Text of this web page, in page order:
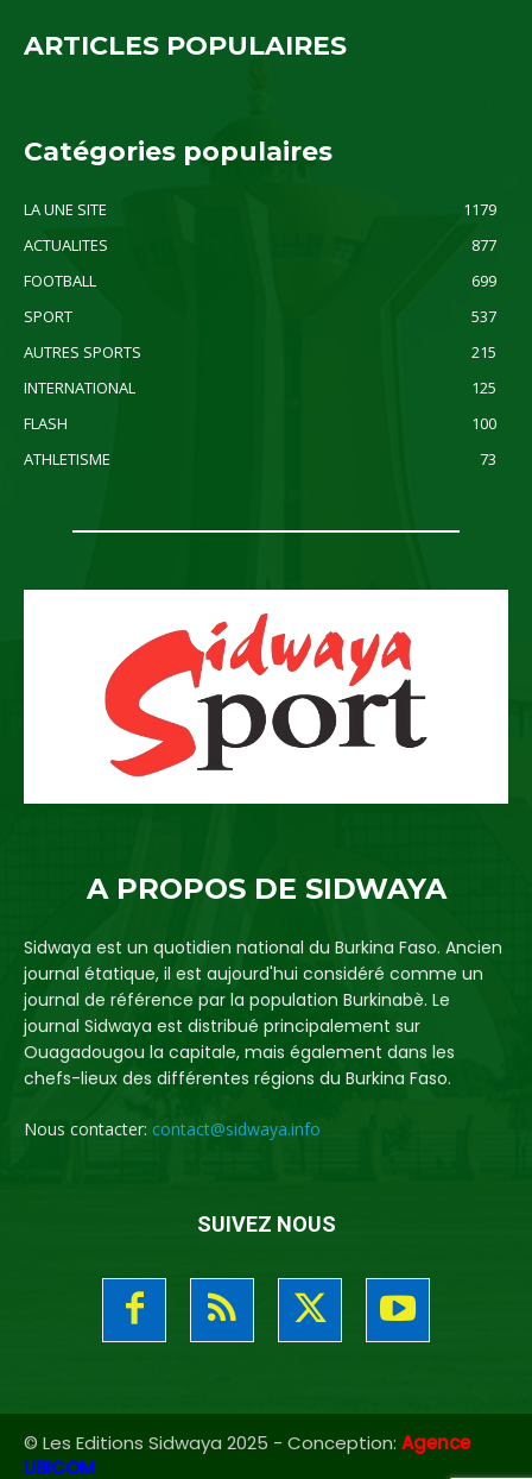
ARTICLES POPULAIRES
Catégories populaires
LA UNE SITE
1179
ACTUALITES
877
FOOTBALL
699
SPORT
537
AUTRES SPORTS
215
INTERNATIONAL
125
FLASH
100
ATHLETISME
73
A PROPOS DE SIDWAYA
Sidwaya est un quotidien national du Burkina Faso. Ancien
journal étatique, il est aujourd'hui considéré comme un
journal de référence par la population Burkinabè. Le
journal Sidwaya est distribué principalement sur
Ouagadougou la capitale, mais également dans les
chefs-lieux des différentes régions du Burkina Faso.
Nous contacter: contact@sidwaya.info
SUIVEZ NOUS
© Les Editions Sidwaya 2025 - Conception: Agence
UBICOM